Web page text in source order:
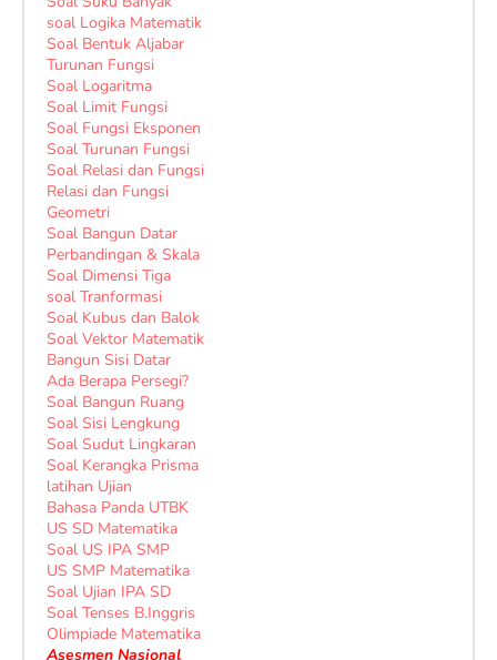
soal Logika Matematik
Soal Bentuk Aljabar
Turunan Fungsi
Soal Logaritma
Soal Limit Fungsi
Soal Fungsi Eksponen
Soal Turunan Fungsi
Soal Relasi dan Fungsi
Relasi dan Fungsi
Geometri
Soal Bangun Datar
Perbandingan & Skala
Soal Dimensi Tiga
soal Tranformasi
Soal Kubus dan Balok
Soal Vektor Matematik
Bangun Sisi Datar
Ada Berapa Persegi?
Soal Bangun Ruang
Soal Sisi Lengkung
Soal Sudut Lingkaran
Soal Kerangka Prisma
latihan Ujian
Bahasa Panda UTBK
US SD Matematika
Soal US IPA SMP
US SMP Matematika
Soal Ujian IPA SD
Soal Tenses B.Inggris
Olimpiade Matematika
Asesmen Nasional